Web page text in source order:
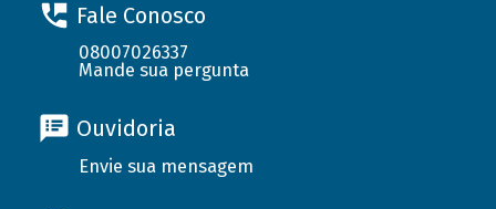
Fale Conosco
08007026337
Mande sua pergunta
Ouvidoria
Envie sua mensagem